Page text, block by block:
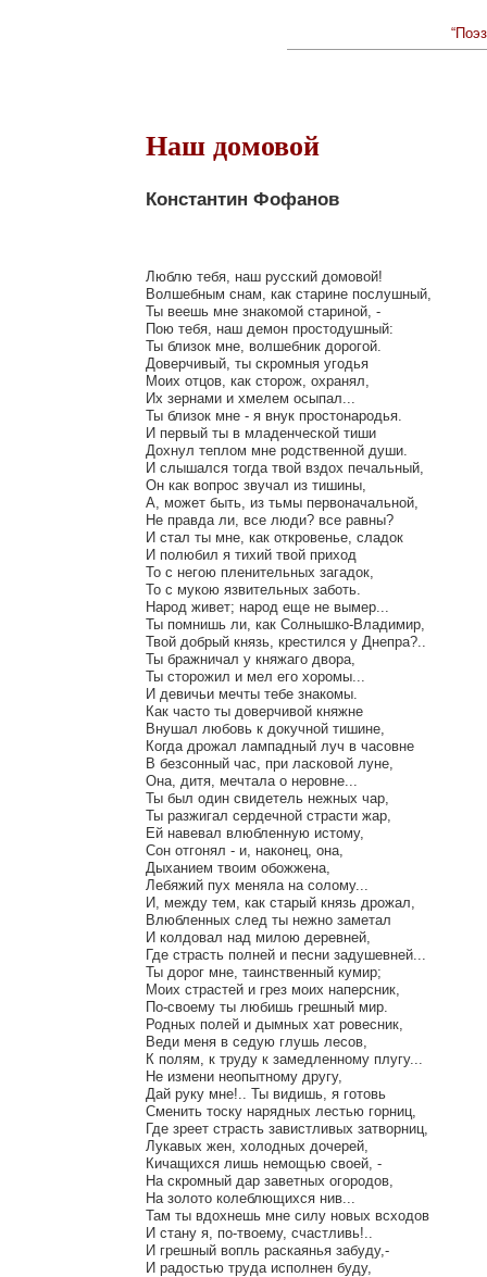
Наш домовой
Константин Фофанов
Люблю тебя, наш русский домовой!
Волшебным снам, как старине послушный,
Ты веешь мне знакомой стариной, -
Пою тебя, наш демон простодушный:
Ты близок мне, волшебник дорогой.
Доверчивый, ты скромныя угодья
Моих отцов, как сторож, охранял,
Их зернами и хмелем осыпал...
Ты близок мне - я внук простонародья.
И первый ты в младенческой тиши
Дохнул теплом мне родственной души.
И слышался тогда твой вздох печальный,
Он как вопрос звучал из тишины,
А, может быть, из тьмы первоначальной,
Не правда ли, все люди? все равны?
И стал ты мне, как откровенье, сладок
И полюбил я тихий твой приход
То с негою пленительных загадок,
То с мукою язвительных заботь.
Народ живет; народ еще не вымер...
Ты помнишь ли, как Солнышко-Владимир,
Твой добрый князь, крестился у Днепра?..
Ты бражничал у княжаго двора,
Ты сторожил и мел его хоромы...
И девичьи мечты тебе знакомы.
Как часто ты доверчивой княжне
Внушал любовь к докучной тишине,
Когда дрожал лампадный луч в часовне
В безсонный час, при ласковой луне,
Она, дитя, мечтала о неровне...
Ты был один свидетель нежных чар,
Ты разжигал сердечной страсти жар,
Ей навевал влюбленную истому,
Сон отгонял - и, наконец, она,
Дыханием твоим обожжена,
Лебяжий пух меняла на солому...
И, между тем, как старый князь дрожал,
Влюбленных след ты нежно заметал
И колдовал над милою деревней,
Где страсть полней и песни задушевней...
Ты дорог мне, таинственный кумир;
Моих страстей и грез моих наперсник,
По-своему ты любишь грешный мир.
Родных полей и дымных хат ровесник,
Веди меня в седую глушь лесов,
К полям, к труду к замедленному плугу...
Не измени неопытному другу,
Дай руку мне!.. Ты видишь, я готовь
Сменить тоску нарядных лестью горниц,
Где зреет страсть завистливых затворниц,
Лукавых жен, холодных дочерей,
Кичащихся лишь немощью своей, -
На скромный дар заветных огородов,
На золото колеблющихся нив...
Там ты вдохнешь мне силу новых всходов
И стану я, по-твоему, счастливь!..
И грешный вопль раскаянья забуду,-
И радостью труда исполнен буду,